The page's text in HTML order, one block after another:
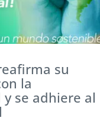
su
la
se adhiere al